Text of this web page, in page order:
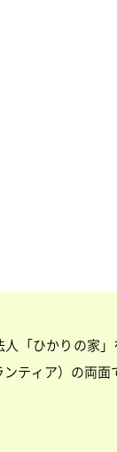
「ひかりの家
ティア）の両面